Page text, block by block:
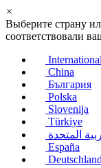
×
Выберите страну
соответствовали
International
China
България
Polska
Slovenija
Türkiye
المتحدة
España
Deutschland